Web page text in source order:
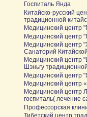
Госпиталь Янда
Китайско-русский
традиционной
Медицинский центр
Медицинский центр
Медицинский центр
Санаторий
Медицинский центр
Шэньгу
Медицинский центр
Медицинский центр
Медицинский центр
госпиталь( лечение
Профессорская